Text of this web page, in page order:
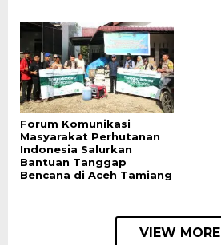
Forum Komunikasi
Masyarakat Perhutanan
Indonesia Salurkan
Bantuan Tanggap
Bencana di Aceh Tamiang
VIEW MORE